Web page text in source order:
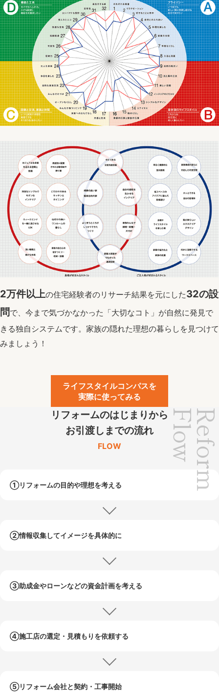
2万件以上の住宅経験者のリサーチ結果を元にした32の設
問で、今まで気づかなかった「大切なコト」が自然に発見で
きる独自システムです。家族の隠れた理想の暮らしを見つけて
みましょう！
ライフスタイルコンパスを
実際に使ってみる
リフォームのはじまりから
お引渡しまでの流れ
FLOW
①リフォームの目的や理想を考える
②情報収集してイメージを具体的に
③助成金やローンなどの資金計画を考える
④施工店の選定・ 見積もりを依頼する
⑤リフォーム会社と契約・工事開始
Flow